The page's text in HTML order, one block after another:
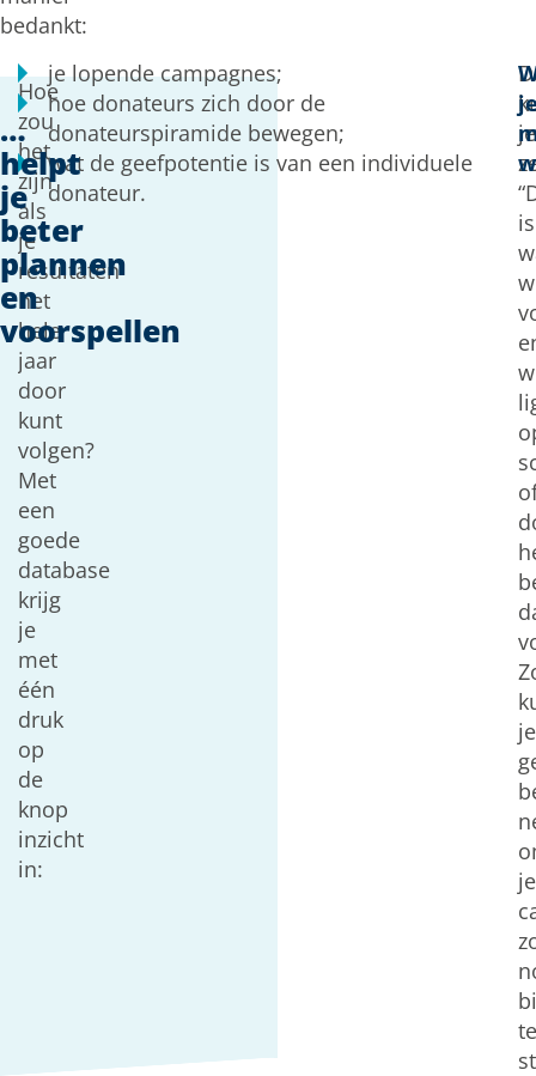
bedankt:
…
helpt
je
beter
plannen
en
voorspellen
Hoe
zou
het
zijn
als
je
resultaten
het
hele
jaar
door
kunt
volgen?
Met
een
goede
database
krijg
je
met
één
druk
op
de
knop
inzicht
in:
je lopende campagnes;
hoe donateurs zich door de
donateurspiramide bewegen;
wat de geefpotentie is van een individuele
donateur.
je
is
je
je
te